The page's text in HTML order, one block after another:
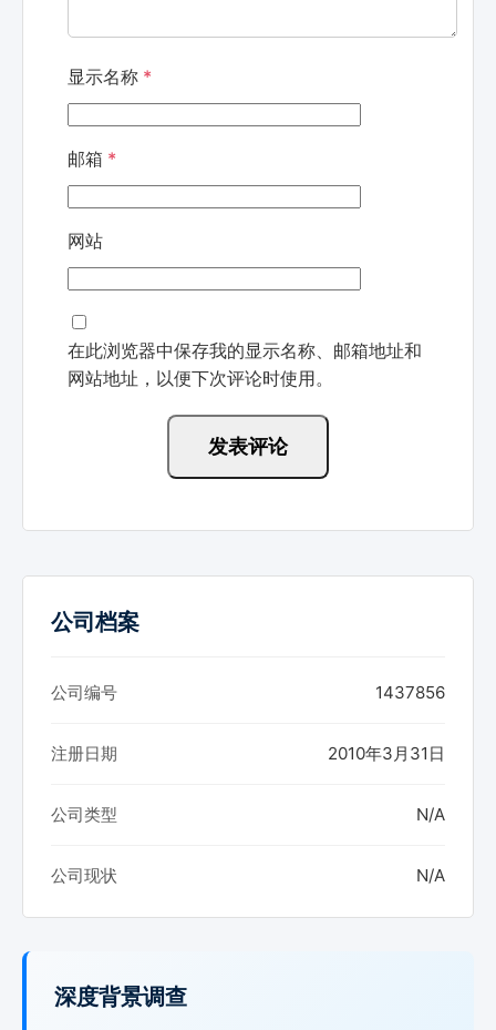
显示名称 *
邮箱 *
网站
在此浏览器中保存我的显示名称、邮箱地址和
网站地址，以便下次评论时使用。
公司档案
公司编号 1437856
注册日期 2010年3月31日
公司类型 N/A
公司现状 N/A
深度背景调查